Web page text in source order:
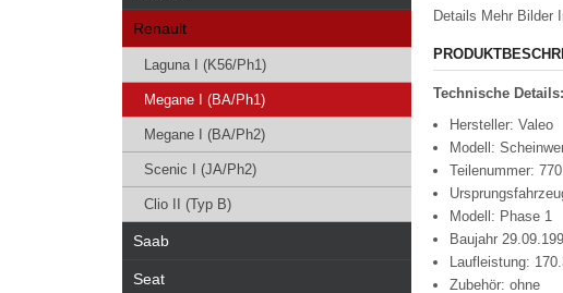
Details Mehr Bilder
Technische Details:
Hersteller: Valeo
Modell:
Teilenummer:
Modell: Phase 1
Baujahr
Laufleistung:
Zubehör: ohne
Renault
Laguna I (K56/Ph1)
Megane I (BA/Ph1)
Megane I (BA/Ph2)
Scenic I (JA/Ph2)
Clio II (Typ B)
Saab
Seat